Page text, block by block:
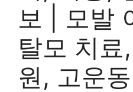
보 | 모발
탈모 치료
원, 고운